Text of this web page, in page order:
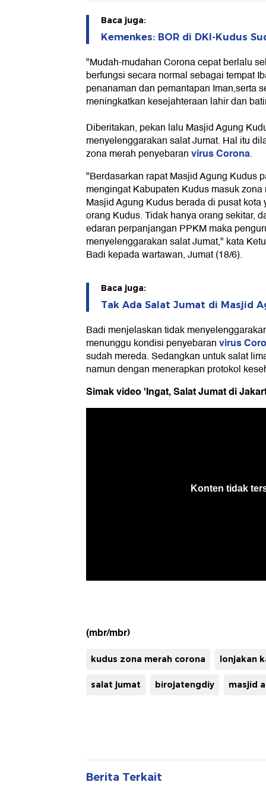
Baca juga:
Kemenkes: BOR di DKI-Kudus
"Mudah-mudahan Corona cepat berlalu
berfungsi secara normal sebagai tempat
penanaman dan pemantapan Iman,serta
meningkatkan kesejahteraan lahir dan
Diberitakan, pekan lalu Masjid Agung
menyelenggarakan salat Jumat. Hal itu
zona merah penyebaranvirus Corona.
"Berdasarkan rapat Masjid Agung Kudus
mengingat Kabupaten Kudus masuk
Masjid Agung Kudus berada di pusat
orang Kudus. Tidak hanya orang sekitar,
edaran perpanjangan PPKM maka
menyelenggarakan salat Jumat," kata
Badi kepada wartawan, Jumat (18/6).
Baca juga:
Tak Ada Salat Jumat di Masjid
Badi menjelaskan tidak
menunggu kondisi penyebaranvirus
sudah mereda. Sedangkan untuk salat
namun dengan menerapkan protokol
Simak video 'Ingat, Salat Jumat di
(mbr/mbr)
kudus zona merah corona lonjakan
salat jumat birojatengdiy masjid
Berita Terkait